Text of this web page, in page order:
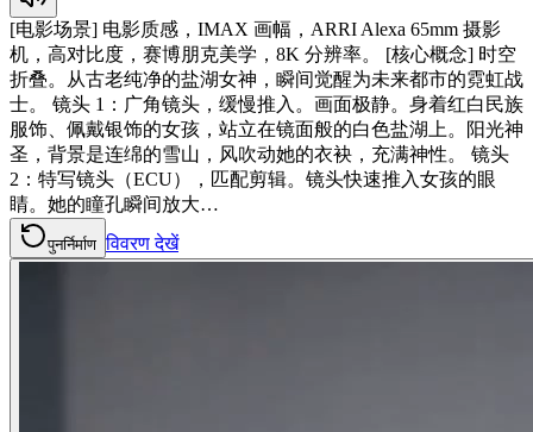
[电影场景] 电影质感，IMAX 画幅，ARRI Alexa 65mm 摄影
机，高对比度，赛博朋克美学，8K 分辨率。 [核心概念] 时空
折叠。从古老纯净的盐湖女神，瞬间觉醒为未来都市的霓虹战
士。 镜头 1：广角镜头，缓慢推入。画面极静。身着红白民族
服饰、佩戴银饰的女孩，站立在镜面般的白色盐湖上。阳光神
圣，背景是连绵的雪山，风吹动她的衣袂，充满神性。 镜头
2：特写镜头（ECU），匹配剪辑。镜头快速推入女孩的眼
睛。她的瞳孔瞬间放大…
पुनर्निर्माण विवरण देखें